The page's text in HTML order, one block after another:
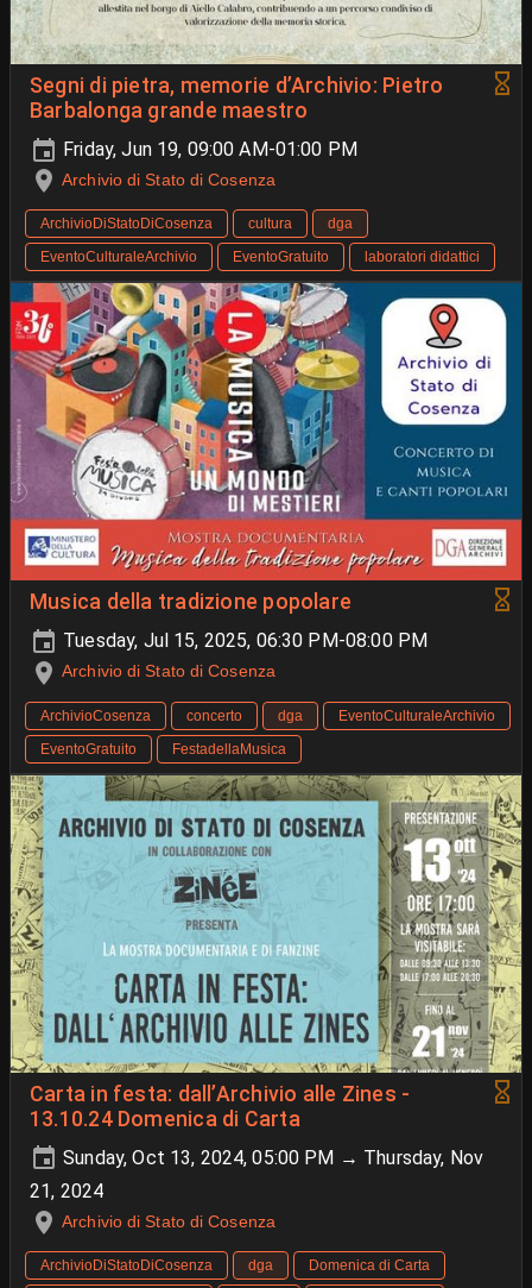
Segni di pietra, memorie d’Archivio: Pietro
Barbalonga grande maestro
Friday, Jun 19, 09:00 AM-01:00 PM
Archivio di Stato di Cosenza
ArchivioDiStatoDiCosenza cultura
dga
EventoCulturaleArchivio
EventoGratuito laboratori didattici
Musica della tradizione popolare
Tuesday, Jul 15, 2025, 06:30 PM-08:00 PM
Archivio di Stato di Cosenza
ArchivioCosenza concerto dga
EventoCulturaleArchivio
EventoGratuito
FestadellaMusica
Carta in festa: dall’Archivio alle Zines -
13.10.24 Domenica di Carta
Sunday, Oct 13, 2024, 05:00 PM → Thursday, Nov
21, 2024
Archivio di Stato di Cosenza
ArchivioDiStatoDiCosenza dga Domenica di Carta